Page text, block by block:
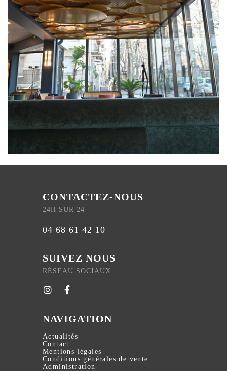
CONTACTEZ-NOUS
24H SUR 24
04 68 61 42 10
SUIVEZ NOUS
RÉSEAU SOCIAUX
NAVIGATION
Actualités
Contact
Mentions légales
Conditions générales de vente
Administration